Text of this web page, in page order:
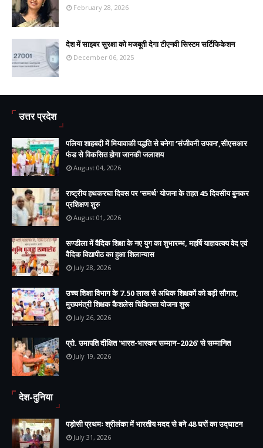
February 28, 2026
देश में साइबर सुरक्षा को मजबूती देगा टीएनवी सिस्टम सर्टिफिकेशन
December 06, 2025
उत्तर प्रदेश
पलिया शाहबदी में मियावाकी पद्धति से बनेगा ‘संजीवनी उपवन’,सीएसआर
फंड से विकसित होगा जानकी जलाशय
August 04, 2026
राष्ट्रीय हथकरघा दिवस पर 'समर्थ' योजना के तहत 45 दिवसीय बुनकर
प्रशिक्षण शुरु
August 01, 2026
सण्डीला में वैदिक शिक्षा के नए युग का शुभारम्भ, महर्षि याज्ञवल्क्य वेद एवं
वैदिक विद्यापीठ का हुआ शिलान्यास
July 28, 2026
उच्च शिक्षा विभाग के 7.50 लाख से अधिक शिक्षकों को बड़ी सौगात,
मुख्यमंत्री शिक्षक कैशलेस चिकित्सा योजना शुरू
July 26, 2026
प्रो. उमापति दीक्षित 'भारत-भास्कर सम्मान–2026' से सम्मानित
July 19, 2026
देश-दुनिया
पड़ोसी प्रथमः श्रीलंका में भारतीय मदद से बने 48 घरों का उद्घाटन
July 31, 2026